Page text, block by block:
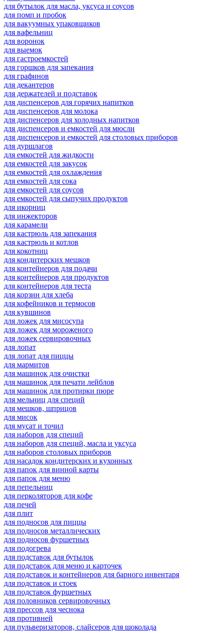
для бутылок для масла, уксуса и соусов
для помп и пробок
для вакуумных упаковщиков
для вафельниц
для воронок
для выемок
для гастроемкостей
для горшков для запекания
для графинов
для декантеров
для держателей и подставок
для диспенсеров для горячих напитков
для диспенсеров для молока
для диспенсеров для холодных напитков
для диспенсеров и емкостей для мюсли
для диспенсеров и емкостей для столовых приборов
для дуршлагов
для емкостей для жидкости
для емкостей для закусок
для емкостей для охлаждения
для емкостей для сока
для емкостей для соусов
для емкостей для сыпучих продуктов
для икорниц
для инжекторов
для карамели
для кастрюль для запекания
для кастрюль и котлов
для кокотниц
для кондитерских мешков
для контейнеров для подачи
для контейнеров для продуктов
для контейнеров для теста
для корзин для хлеба
для кофейников и термосов
для кувшинов
для ложек для мисосупа
для ложек для мороженого
для ложек сервировочных
для лопат
для лопат для пиццы
для мармитов
для машинок для очистки
для машинок для печати лейблов
для машинок для протирки пюре
для мельниц для специй
для мешков, шприцов
для мисок
для мусат и точил
для наборов для специй
для наборов для специй, масла и уксуса
для наборов столовых приборов
для насадок кондитерских и кухонных
для папок для винной карты
для папок для меню
для пепельниц
для перколяторов для кофе
для печей
для плит
для подносов для пиццы
для подносов металлических
для подносов фуршетных
для подогрева
для подставок для бутылок
для подставок для меню и карточек
для подставок и контейнеров для барного инвентаря
для подставок и стоек
для подставок фуршетных
для половников сервировочных
для прессов для чеснока
для противней
для пульверизаторов, слайсеров для шоколада